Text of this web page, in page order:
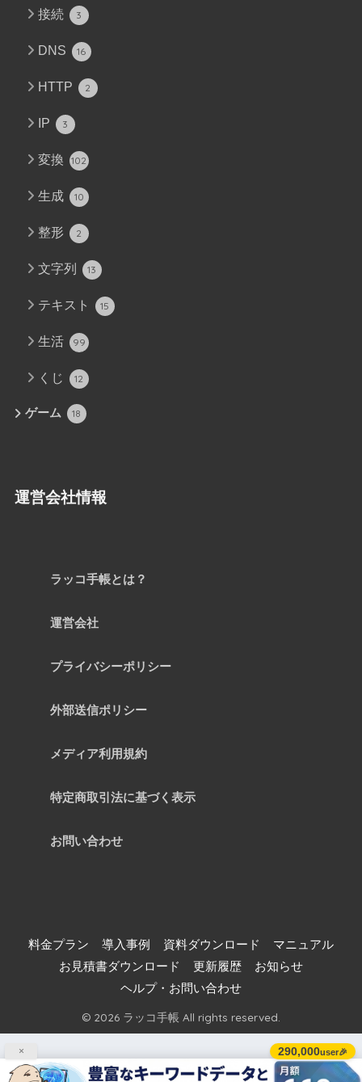
× 290,000user🎉
接続 3
DNS 16
HTTP 2
IP 3
変換 102
生成 10
整形 2
文字列 13
テキスト 15
生活 99
くじ 12
ゲーム 18
運営会社情報
ラッコ手帳とは？
運営会社
プライバシーポリシー
外部送信ポリシー
メディア利用規約
特定商取引法に基づく表示
お問い合わせ
料金プラン 導入事例 資料ダウンロード
マニュアル
お見積書ダウンロード
更新履歴
お知らせ
ヘルプ・お問い合わせ
© 2026 ラッコ手帳 All rights reserved.